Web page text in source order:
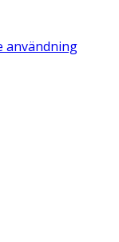
användning